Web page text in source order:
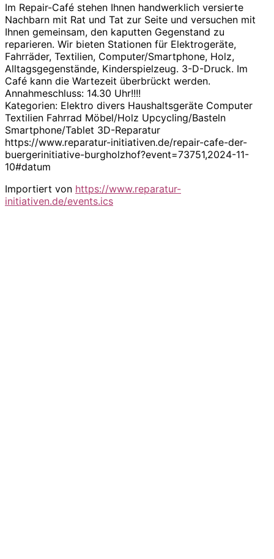
Im Repair-Café stehen Ihnen handwerklich versierte
Nachbarn mit Rat und Tat zur Seite und versuchen mit
Ihnen gemeinsam, den kaputten Gegenstand zu
reparieren. Wir bieten Stationen für Elektrogeräte,
Fahrräder, Textilien, Computer/Smartphone, Holz,
Alltagsgegenstände, Kinderspielzeug. 3-D-Druck. Im
Café kann die Wartezeit überbrückt werden.
Annahmeschluss: 14.30 Uhr!!!!
Kategorien: Elektro divers Haushaltsgeräte Computer
Textilien Fahrrad Möbel/Holz Upcycling/Basteln
Smartphone/Tablet 3D-Reparatur
https://www.reparatur-initiativen.de/repair-cafe-der-
buergerinitiative-burgholzhof?event=73751,2024-11-
10#datum
Importiert von https://www.reparatur-
initiativen.de/events.ics